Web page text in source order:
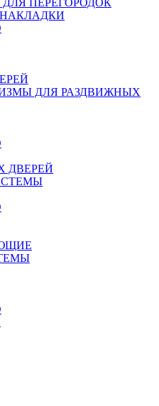
ДЛЯ РАЗДВИЖНЫХ
ДВЕРЕЙ